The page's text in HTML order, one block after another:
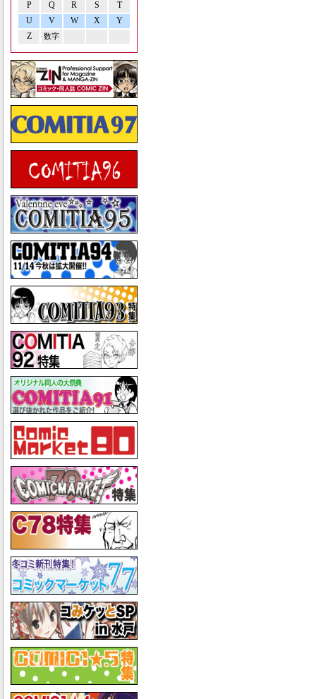
P Q R S
T
U
V W X
Y
Z
数字